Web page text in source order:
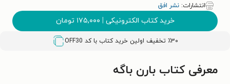
انتشارات: نشر افق
خرید کتاب الکترونیکی | ۱۷۵,۰۰۰ تومان
٪۳۰ تخفیف اولین خرید کتاب با کد OFF30
معرفی کتاب بارن باگه